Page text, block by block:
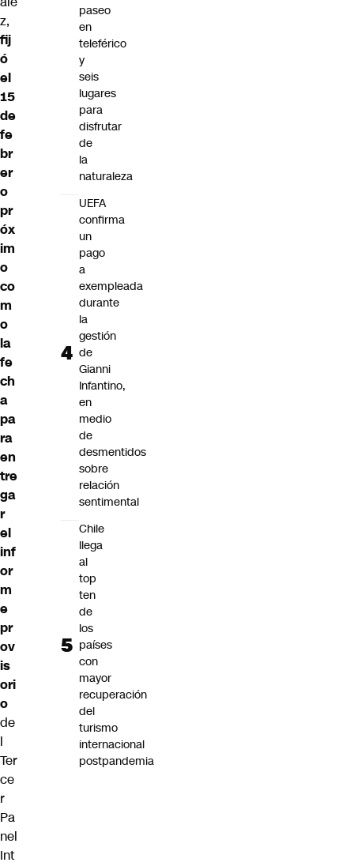
z,
fij
ó
el
15
de
fe
br
er
o
pr
óx
im
o
co
m
o
la
fe
ch
a
pa
ra
en
tre
ga
r
el
inf
or
m
e
pr
ov
is
ori
o
de
l
Ter
ce
r
Pa
nel
Int
paseo
en
teleférico
y
seis
lugares
para
disfrutar
de
la
naturaleza
UEFA
confirma
un
pago
a
exempleada
durante
la
gestión
de
Gianni
Infantino,
en
medio
de
desmentidos
sobre
relación
sentimental
Chile
llega
al
top
ten
de
los
países
con
mayor
recuperación
del
turismo
internacional
postpandemia